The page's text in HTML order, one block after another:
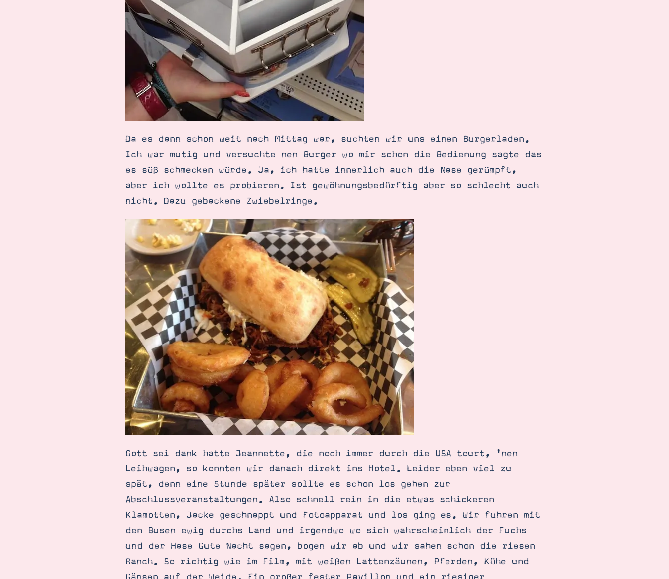
Da es dann schon weit nach Mittag war, suchten wir uns einen Burgerladen.
Ich war mutig und versuchte nen Burger wo mir schon die Bedienung sagte das
es süß schmecken würde. Ja, ich hatte innerlich auch die Nase gerümpft,
aber ich wollte es probieren. Ist gewöhnungsbedürftig aber so schlecht auch
nicht. Dazu gebackene Zwiebelringe.
Gott sei dank hatte Jeannette, die noch immer durch die USA tourt, 'nen
Leihwagen, so konnten wir danach direkt ins Hotel. Leider eben viel zu
spät, denn eine Stunde später sollte es schon los gehen zur
Abschlussveranstaltungen. Also schnell rein in die etwas schickeren
Klamotten, Jacke geschnappt und Fotoapparat und los ging es. Wir fuhren mit
den Busen ewig durchs Land und irgendwo wo sich wahrscheinlich der Fuchs
und der Hase Gute Nacht sagen, bogen wir ab und wir sahen schon die riesen
Ranch. So richtig wie im Film, mit weißen Lattenzäunen, Pferden, Kühe und
Gänsen auf der Weide. Ein großer fester Pavillon und ein riesiger